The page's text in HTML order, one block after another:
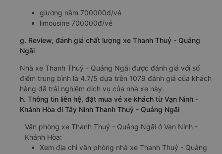
giường nằm 700000đ/vé
limousine 700000đ/vé
g. Review, đánh giá chất lượng xe Thanh Thuỷ - Quảng
Ngãi
Nhà xe Thanh Thuỷ - Quảng Ngãi được đánh giá với số
điểm trung bình là 4.7/5 dựa trên 1079 đánh giá của khách
hàng đã trải nghiệm dịch vụ của nhà xe này.
h. Thông tin liên hệ, đặt mua vé xe khách từ Vạn Ninh -
Khánh Hòa đi Tây Ninh Thanh Thuỷ - Quảng Ngãi
Văn phòng xe Thanh Thuỷ - Quảng Ngãi ở Vạn Ninh -
Khánh Hòa:
Xem địa chỉ văn phòng nhà xe Thanh Thuỷ - Quảng